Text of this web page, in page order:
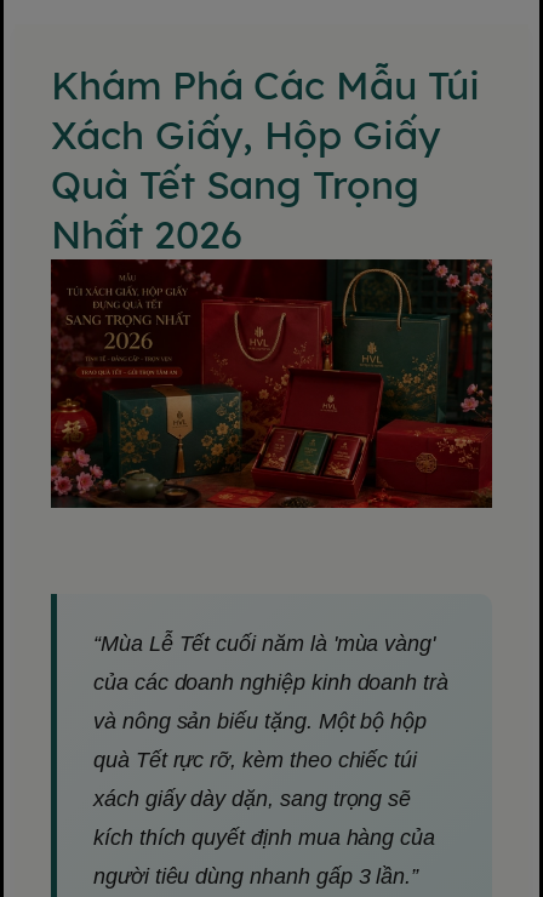
Khám Phá Các Mẫu Túi
Xách Giấy, Hộp Giấy
Quà Tết Sang Trọng
Nhất 2026
“Mùa Lễ Tết cuối năm là 'mùa vàng'
của các doanh nghiệp kinh doanh trà
và nông sản biếu tặng. Một bộ hộp
quà Tết rực rỡ, kèm theo chiếc túi
xách giấy dày dặn, sang trọng sẽ
kích thích quyết định mua hàng của
người tiêu dùng nhanh gấp 3 lần.”